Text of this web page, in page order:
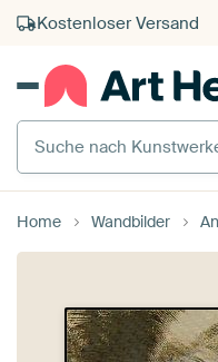
Individueller Druck auf
Suche nach
Home Wandbilder